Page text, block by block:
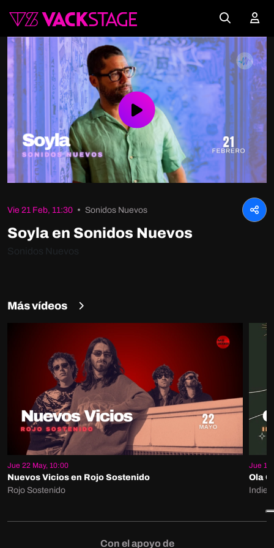
Play
Video
Vie 21 Feb, 11:30 Sonidos Nuevos
Soyla en Sonidos Nuevos
Sonidos Nuevos
Más vídeos
Jue 22 May, 10:00
Nuevos Vicios en Rojo Sostenido
Rojo Sostenido
Jue 15
Ola
Indie
Con el apoyo de